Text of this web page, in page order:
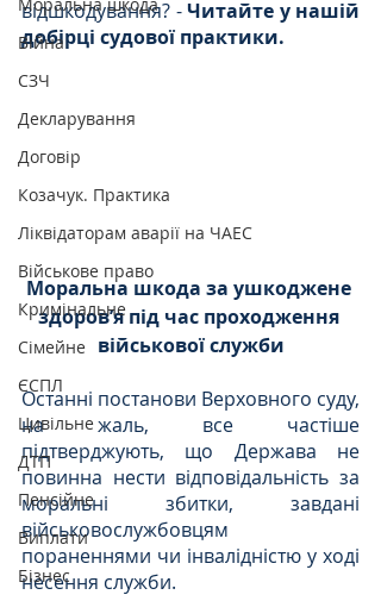
Війна
СЗЧ
Декларування
Договір
Козачук. Практика
Ліквідаторам аварії на ЧАЕС
Військове право
Кримінальне
Сімейне
ЄСПЛ
Цивільне
ДТП
Пенсійне
Виплати
Бізнес
відшкодування? - Читайте у нашій
добірці судової практики.
Моральна шкода за ушкоджене
здоров’я під час проходження
військової служби
Останні постанови Верховного суду,
на жаль, все частіше
підтверджують, що Держава не
повинна нести відповідальність за
моральні збитки, завдані
військовослужбовцям
пораненнями чи інвалідністю у ході
несення служби.